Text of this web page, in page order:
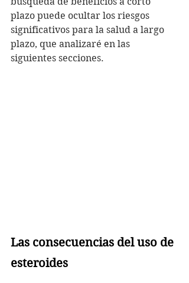
plazo puede ocultar los riesgos
significativos para la salud a largo
plazo, que analizaré en las
siguientes secciones.
Las consecuencias del uso de
esteroides